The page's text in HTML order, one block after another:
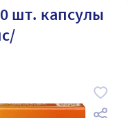
шт. капсулы